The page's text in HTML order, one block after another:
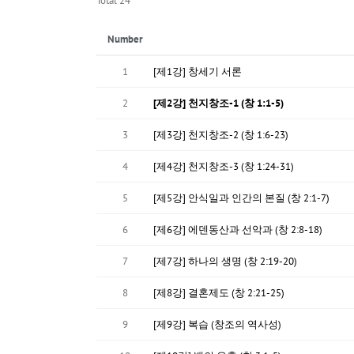
Number
1 [제1강] 창세기 서론
2 [제2강] 천지창조-1 (창 1:1-5)
3 [제3강] 천지창조-2 (창 1:6-23)
4 [제4강] 천지창조-3 (창 1:24-31)
5 [제5강] 안식일과 인간의 본질 (창 2:1-7)
6 [제6강] 에덴동산과 선악과 (창 2:8-18)
7 [제7강] 하나의 생명 (창 2:19-20)
8 [제8강] 결혼제도 (창 2:21-25)
9 [제9강] 복습 (창조의 역사성)